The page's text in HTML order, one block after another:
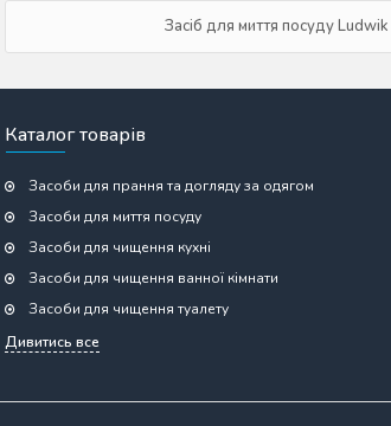
Засіб для миття посуду
Каталог товарів
Засоби для прання та догляду за одягом
Засоби для миття посуду
Засоби для чищення кухні
Засоби для чищення ванної кімнати
Засоби для чищення туалету
Дивитись все